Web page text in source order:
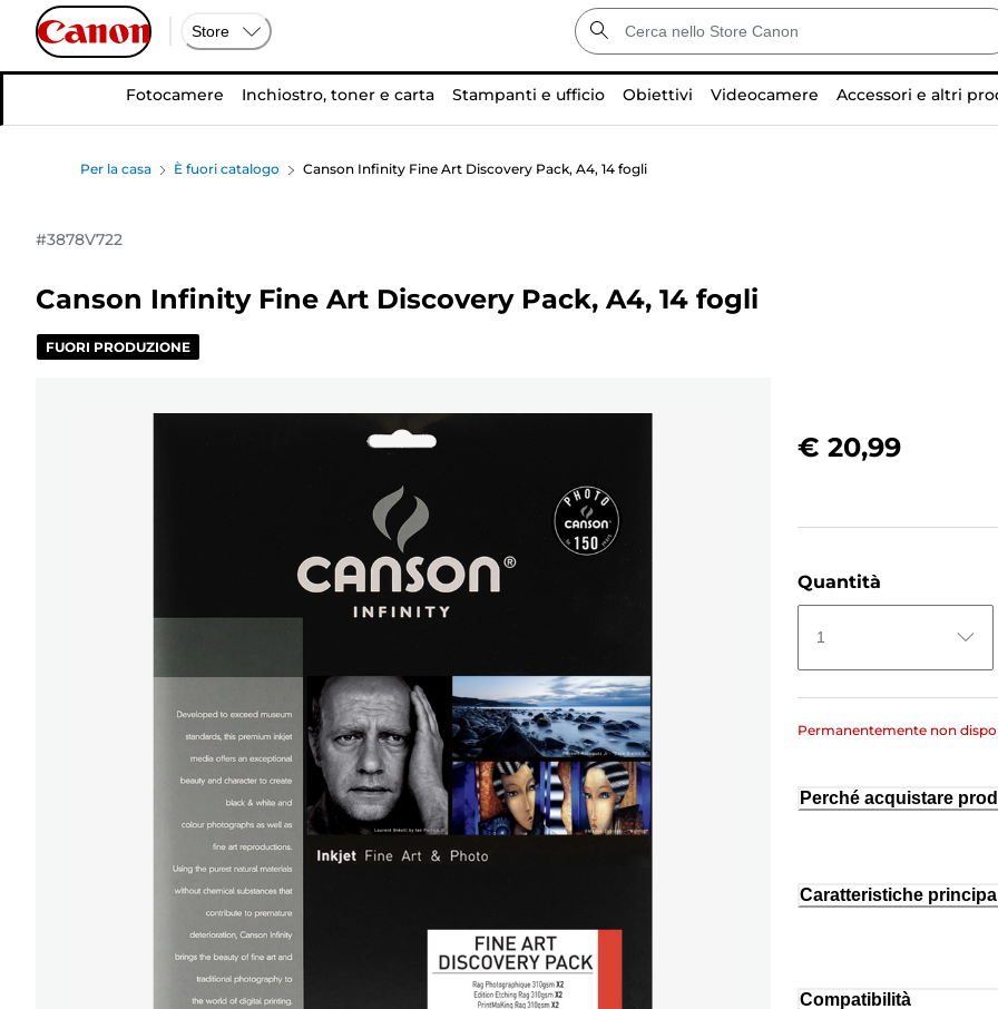
Store
Fotocamere Inchiostro, toner e carta Stampanti e ufficio Obiettivi Videocamere Accessori e altri
Per la casa È fuori catalogo Canson Infinity Fine Art Discovery Pack, A4, 14 fogli
#3878V722
Canson Infinity Fine Art Discovery Pack, A4, 14 fogli
FUORI PRODUZIONE
€ 20,99
Quantità
1
Permanentemente non
Perché acquistare
Caratteristiche
Compatibilità